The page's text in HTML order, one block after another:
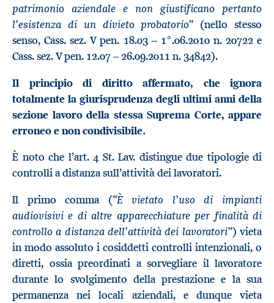
patrimonio aziendale e non giustificano pertanto
l’esistenza di un divieto probatorio” (nello stesso
senso, Cass. sez. V pen. 18.03 – 1°.06.2010 n. 20722 e
Cass. sez. V pen. 12.07 – 26.09.2011 n. 34842).
Il principio di diritto affermato, che ignora
totalmente la giurisprudenza degli ultimi anni della
sezione lavoro della stessa Suprema Corte, appare
erroneo e non condivisibile.
È noto che l’art. 4 St. Lav. distingue due tipologie di
controlli a distanza sull’attività dei lavoratori.
Il primo comma (“È vietato l’uso di impianti
audiovisivi e di altre apparecchiature per finalità di
controllo a distanza dell’attività dei lavoratori”) vieta
in modo assoluto i cosiddetti controlli intenzionali, o
diretti, ossia preordinati a sorvegliare il lavoratore
durante lo svolgimento della prestazione e la sua
permanenza nei locali aziendali, e dunque vieta